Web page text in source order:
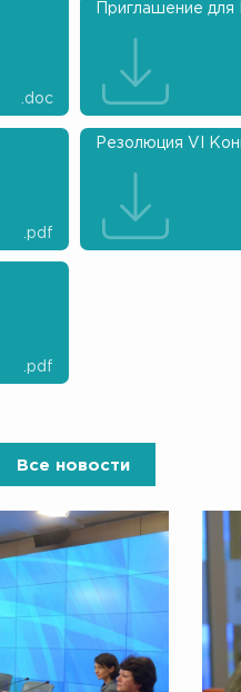
.doc
Приглашение
.pdf
Резолюция VI
.pdf
Все новости